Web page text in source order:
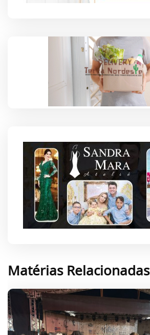
Matérias Relacionadas